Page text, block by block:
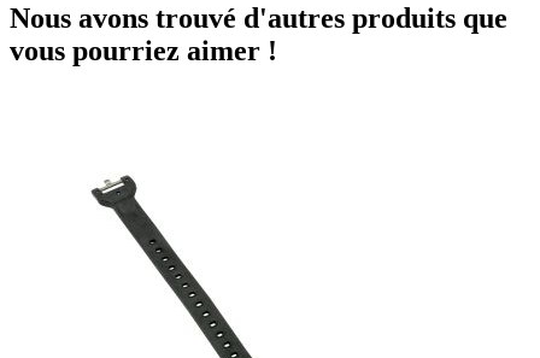
Nous avons trouvé d'autres produits que
vous pourriez aimer !